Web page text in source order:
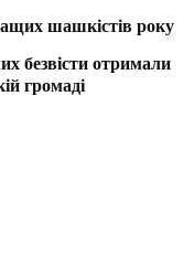
шашкістів року
безвісти отримали
громаді